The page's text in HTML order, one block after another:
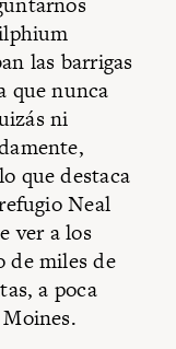
las barrigas
que nunca
ni
que destaca
Neal
ver a los
de miles de
a poca